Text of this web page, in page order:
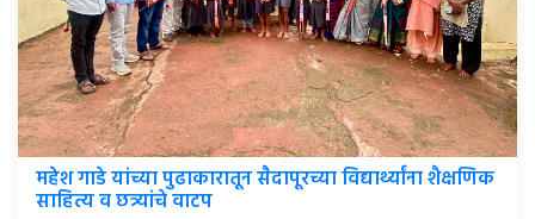
महेश गाडे यांच्या पुढाकारातून सैदापूरच्या विद्यार्थ्यांना शैक्षणिक
साहित्य व छत्र्यांचे वाटप